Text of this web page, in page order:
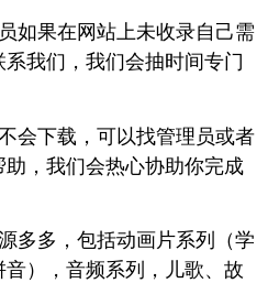
如果在网站上未收录自己需
我们，我们会抽时间专门
会下载，可以找管理员或者
，我们会热心协助你完成
多多，包括动画片系列（学
），音频系列，儿歌、故